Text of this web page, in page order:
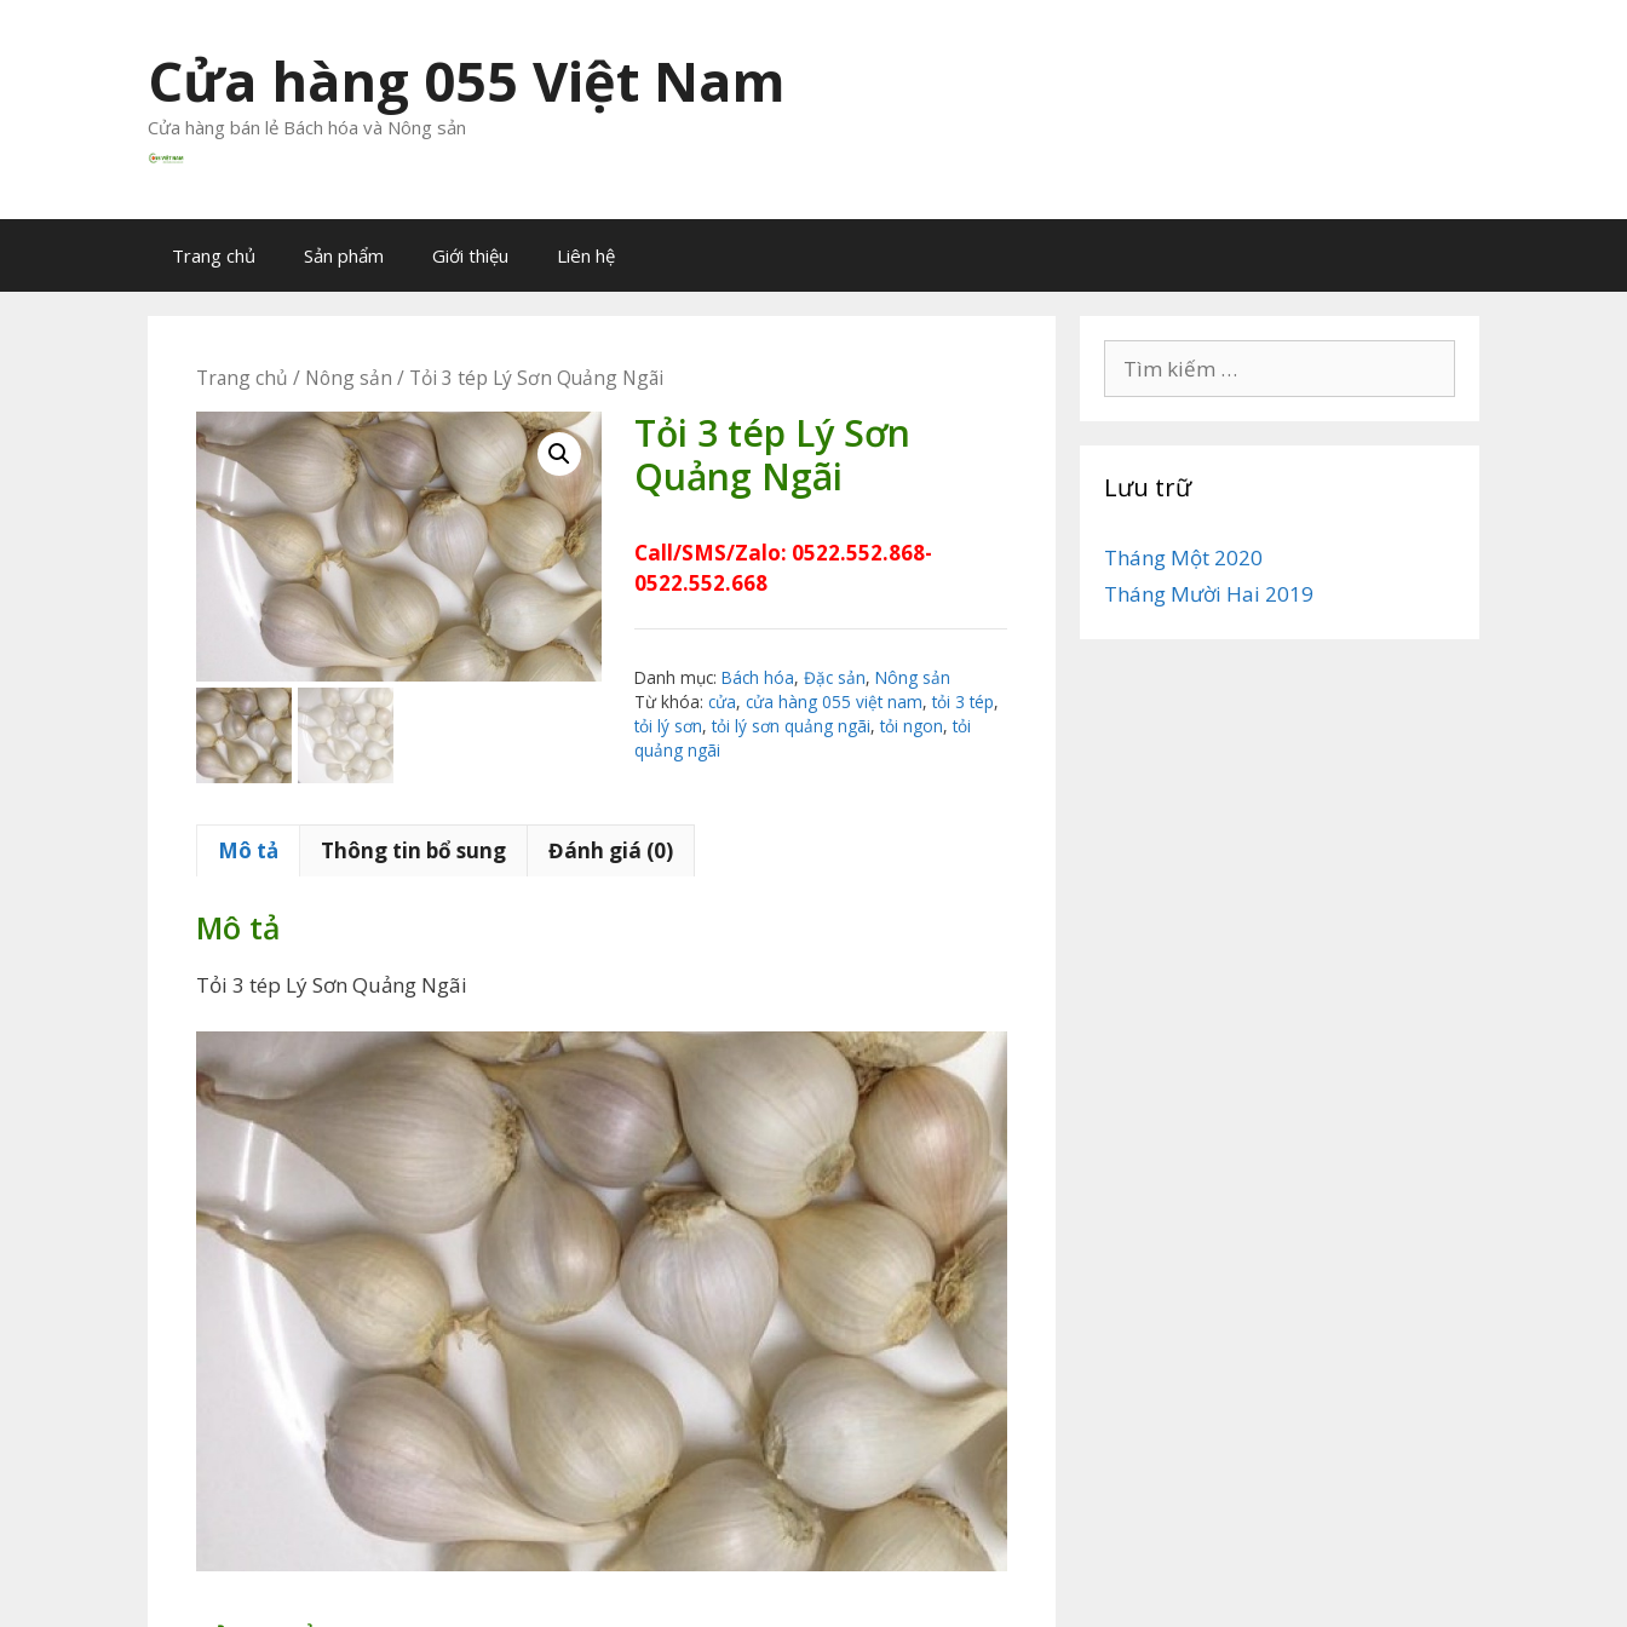
Cửa hàng 055 Việt Nam
Cửa hàng bán lẻ Bách hóa và Nông sản
Trang chủ Sản phẩm Giới thiệu Liên hệ
Trang chủ / Nông sản / Tỏi 3 tép Lý Sơn Quảng Ngãi
Tỏi 3 tép Lý Sơn
Quảng Ngãi
Call/SMS/Zalo: 0522.552.868-
0522.552.668
Danh mục: Bách hóa, Đặc sản, Nông sản
Từ khóa: cửa, cửa hàng 055 việt nam,tỏi 3 tép,
tỏi lý sơn,tỏi lý sơn quảng ngãi,tỏi ngon,tỏi
quảng ngãi
Mô tả Thông tin bổ sung Đánh giá (0)
Mô tả
Tỏi 3 tép Lý Sơn Quảng Ngãi
kiếm
Lưu trữ
Tháng Một 2020
Tháng Mười Hai 2019